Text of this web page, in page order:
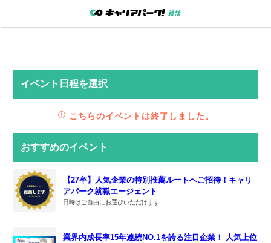
イベント日程を選択
こちらのイベントは終了しました。
おすすめのイベント
【27卒】人気企業の特別推薦ルートへご招待！キャリ
アパーク就職エージェント
日時はご自由にお選びいただけます
業界内成長率15年連続NO.1を誇る注目企業！ 人気上位